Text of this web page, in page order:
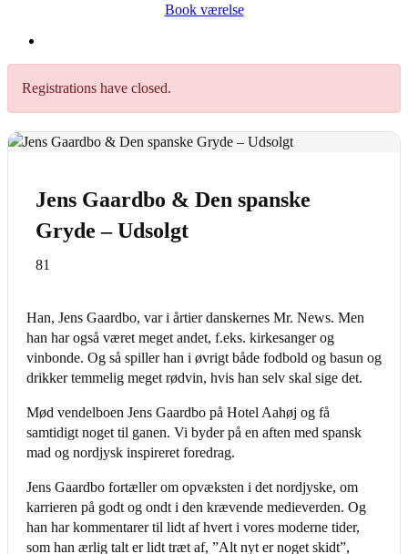
Book værelse
Registrations have closed.
Jens Gaardbo & Den spanske
Gryde – Udsolgt
81
Han, Jens Gaardbo, var i årtier danskernes Mr. News. Men
han har også været meget andet, f.eks. kirkesanger og
vinbonde. Og så spiller han i øvrigt både fodbold og basun og
drikker temmelig meget rødvin, hvis han selv skal sige det.
Mød vendelboen Jens Gaardbo på Hotel Aahøj og få
samtidigt noget til ganen. Vi byder på en aften med spansk
mad og nordjysk inspireret foredrag.
Jens Gaardbo fortæller om opvæksten i det nordjyske, om
karrieren på godt og ondt i den krævende medieverden. Og
han har kommentarer til lidt af hvert i vores moderne tider,
som han ærlig talt er lidt træt af, ”Alt nyt er noget skidt”,